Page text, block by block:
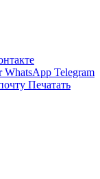
WhatsApp Telegram
Печатать